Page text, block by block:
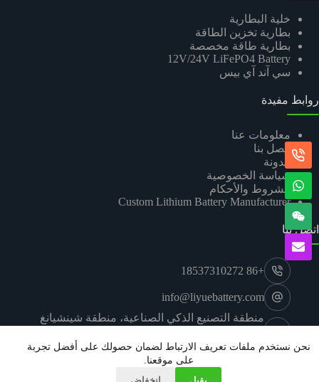
نحن نستخدم ملفات تعريف الارتباط لضمان حصولك على أفضل تجربة
على موقعنا.
يقبل انخفاض
خلية البطارية
بطارية تخزين الطاقة
بطارية طاقة مخصصة
12V/24V LiFePO4 Battery
سي آند آي بيس
روابط مفيدة
معلومات عنا
اتصل بنا
مدونة
سياسة الخصوصية
الشروط والأحكام
Custom Lithium Battery Manufacturer
اتصل بنا
+86 18537310272
info@liyuebattery.com
منطقة التصنيع الذكي الصناعية، منطقة شينشيانغ
خنان